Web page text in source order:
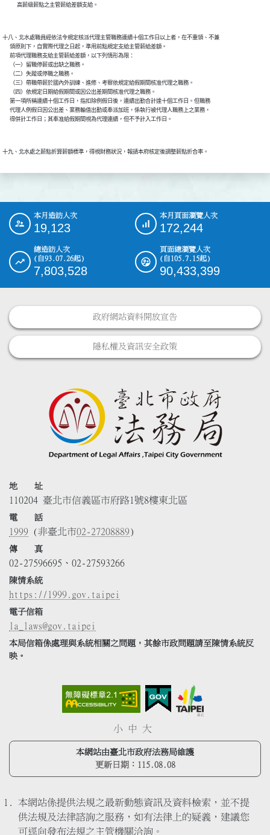
十八、北水處職員經依法令規定核派代理主管職務連續十個工作日以上者，在不重領、不兼
      領原則下，自實際代理之日起，準用前點規定支給主管薪給差額。
      前項代理職務支給主管薪給差額，以下列情形為限：
      （一）留職停薪或出缺之職務。
      （二）失蹤或停職之職務。
      （三）帶職帶薪於國內外訓練、進修、考察依規定給假期間核准代理之職務。
      （四）依規定日期給假期間或因公出差期間核准代理之職務。
      第一項所稱連續十個工作日，指扣除例假日後，連續出勤合計達十個工作日。但職務
      代理人例假日因公出差、業務輪值出勤或奉派加班，係執行被代理人職務上之業務，
::: 本月造訪人次
19,123
本月頁面瀏覽人次
172,244
總造訪人次
(自93.07.26起)
7,803,528
頁面總瀏覽人次
(自105.7.15起)
90,433,399
政府網站資料開放宣告
隱私權及資訊安全政策
地 址
110204 臺北市信義區市府路1號8樓東北區
電 話
1999 (非臺北市02-27208889)
傳 真
02-27596695、02-27593266
陳情系統
https://1999.gov.taipei
電子信箱
la_laws@gov.taipei
本局信箱係處理與系統相關之問題，其餘市政問題請至陳情系統反
映。
小 中 大
本網站由臺北市政府法務局維護
更新日期： 115.08.08
本網站係提供法規之最新動態資訊及資料檢索，並不提
供法規及法律諮詢之服務，如有法律上的疑義，建議您
可逕向發布法規之主管機關洽詢。